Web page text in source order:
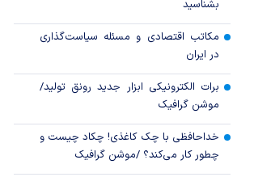
قیمت دلار و یورو مرکز مبادله ایران؛
امروز پنجشنبه ۱۵ مرداد ۱۴۰۵
سقوط ارزهای صادراتی در سیاهچاله
کارت‌های بازرگانی
بشناسید
مکاتب اقتصادی و مسئله سیاست‌گذاری
در ایران
برات الکترونیکی ابزار جدید رونق تولید/
موشن گرافیک
خداحافظی با چک کاغذی! چکاد چیست و
چطور کار می‌کند؟ /موشن گرافیک